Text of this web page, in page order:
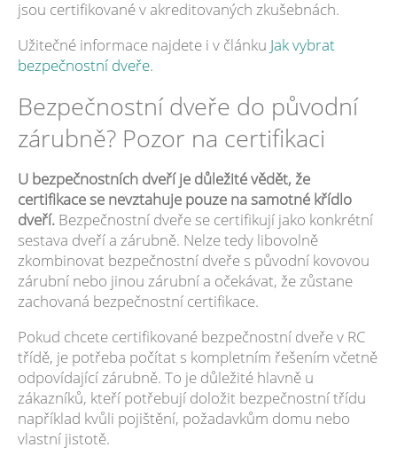
jsou certifikované v akreditovaných zkušebnách.
Užitečné informace najdete i v článku Jak vybrat
bezpečnostní dveře.
Bezpečnostní dveře do původní
zárubně? Pozor na certifikaci
U bezpečnostních dveří je důležité vědět, že
certifikace se nevztahuje pouze na samotné křídlo
dveří. Bezpečnostní dveře se certifikují jako konkrétní
sestava dveří a zárubně. Nelze tedy libovolně
zkombinovat bezpečnostní dveře s původní kovovou
zárubní nebo jinou zárubní a očekávat, že zůstane
zachovaná bezpečnostní certifikace.
Pokud chcete certifikované bezpečnostní dveře v RC
třídě, je potřeba počítat s kompletním řešením včetně
odpovídající zárubně. To je důležité hlavně u
zákazníků, kteří potřebují doložit bezpečnostní třídu
například kvůli pojištění, požadavkům domu nebo
vlastní jistotě.